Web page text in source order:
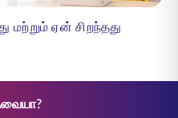
மற்றும் ஏன் சிறந்தது